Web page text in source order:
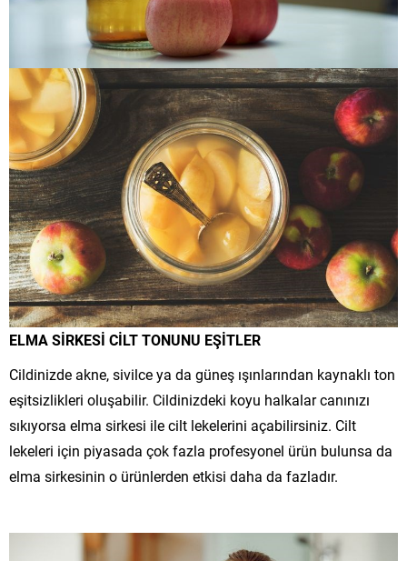
ELMA SİRKESİ CİLT TONUNU EŞİTLER
Cildinizde akne, sivilce ya da güneş ışınlarından kaynaklı ton
eşitsizlikleri oluşabilir. Cildinizdeki koyu halkalar canınızı
sıkıyorsa elma sirkesi ile cilt lekelerini açabilirsiniz. Cilt
lekeleri için piyasada çok fazla profesyonel ürün bulunsa da
elma sirkesinin o ürünlerden etkisi daha da fazladır.